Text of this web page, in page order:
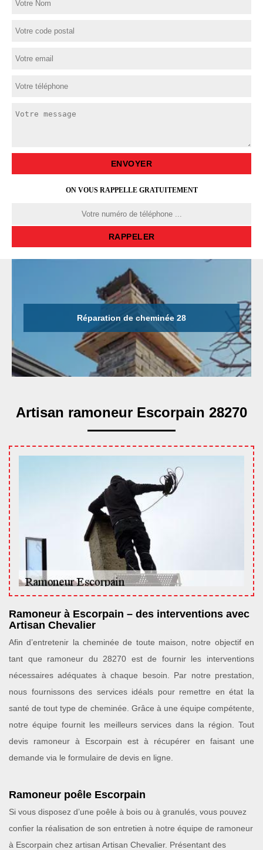
ON VOUS RAPPELLE GRATUITEMENT
Réparation de cheminée 28
Artisan ramoneur Escorpain 28270
Ramoneur à Escorpain – des interventions avec
Artisan Chevalier
Afin d’entretenir la cheminée de toute maison, notre objectif en
tant que ramoneur du 28270 est de fournir les interventions
nécessaires adéquates à chaque besoin. Par notre prestation,
nous fournissons des services idéals pour remettre en état la
santé de tout type de cheminée. Grâce à une équipe compétente,
notre équipe fournit les meilleurs services dans la région. Tout
devis ramoneur à Escorpain est à récupérer en faisant une
demande via le formulaire de devis en ligne.
Ramoneur poêle Escorpain
Si vous disposez d’une poêle à bois ou à granulés, vous pouvez
confier la réalisation de son entretien à notre équipe de ramoneur
à Escorpain chez artisan Artisan Chevalier. Présentant des